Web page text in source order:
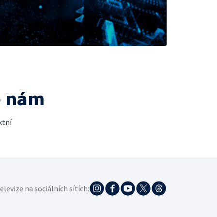
nám
na sociálních sítích: